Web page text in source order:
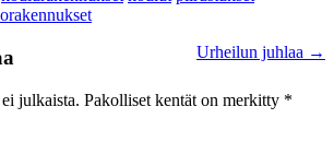
Urheilun juhlaa →
julkaista. Pakolliset kentät on merkitty *